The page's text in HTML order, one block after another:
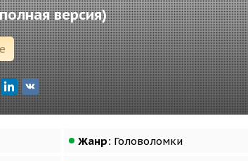
версия)
Жанр: Головоломки